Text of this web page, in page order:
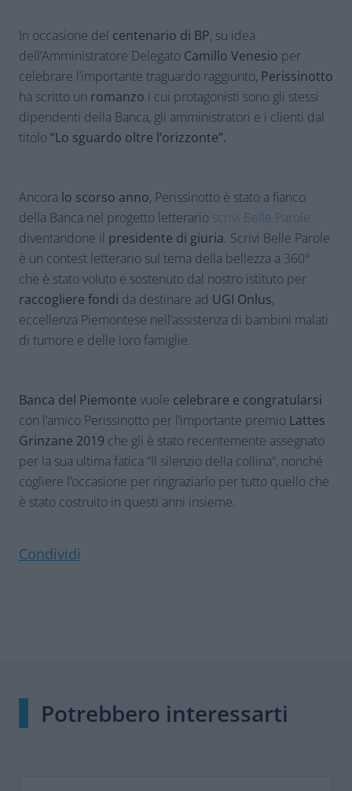
In occasione del centenario di BP, su idea
dell’Amministratore Delegato Camillo Venesio per
celebrare l’importante traguardo raggiunto, Perissinotto
ha scritto un romanzo i cui protagonisti sono gli stessi
dipendenti della Banca, gli amministratori e i clienti dal
titolo“Lo sguardo oltre l’orizzonte”.
Ancora lo scorso anno, Perissinotto è stato a fianco
della Banca nel progetto letterario scrivi Belle Parole
diventandone il presidente di giuria. Scrivi Belle Parole
è un contest letterario sul tema della bellezza a 360°
che è stato voluto e sostenuto dal nostro istituto per
raccogliere fondi da destinare ad UGI Onlus,
eccellenza Piemontese nell’assistenza di bambini malati
di tumore e delle loro famiglie.
Banca del Piemonte vuole celebrare e congratularsi
con l’amico Perissinotto per l’importante premio Lattes
Grinzane 2019 che gli è stato recentemente assegnato
per la sua ultima fatica “Il silenzio della collina”, nonché
cogliere l’occasione per ringraziarlo per tutto quello che
è stato costruito in questi anni insieme.
Condividi
Potrebbero interessarti